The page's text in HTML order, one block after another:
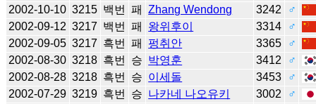
2002-10-10 3215 백번 패 Zhang Wendong 3242
♂
2002-09-12 3217 백번 패 왕위후이 3314
♂
2002-09-05 3217 흑번 패 펑취안 3365
♂
2002-08-30 3218 흑번 승 박영훈 3412
♂
2002-08-28 3218 흑번 승 이세돌 3453
♂
2002-07-29 3219 흑번 승 나카네 나오유키 3002
♂